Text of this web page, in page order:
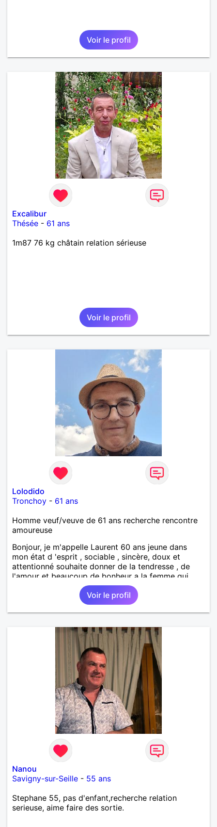
Voir le profil
Excalibur
Thésée - 61 ans
1m87 76 kg châtain relation sérieuse
Voir le profil
Lolodido
Tronchoy - 61 ans
Homme veuf/veuve de 61 ans recherche rencontre
amoureuse
Bonjour, je m'appelle Laurent 60 ans jeune dans
mon état d 'esprit , sociable , sincère, doux et
attentionné souhaite donner de la tendresse , de
l'amour et beaucoup de bonheur a la femme qui
souhaitera partager ma vie . Bientôt en retraite a la
fin de l 'année et libre de toute contrainte. Digne de
confiance à la femme qui voudras m 'en accorder
en toute sincérité. Pour le reste venez me découvrir
Voir le profil
Nanou
Savigny-sur-Seille - 55 ans
Stephane 55, pas d'enfant,recherche relation
serieuse, aime faire des sortie.